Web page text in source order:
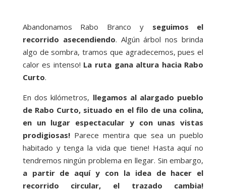
Abandonamos Rabo Branco y seguimos el
recorrido asecendiendo. Algún árbol nos brinda
algo de sombra, tramos que agradecemos, pues el
calor es intenso! La ruta gana altura hacia Rabo
Curto.
En dos kilómetros, llegamos al alargado pueblo
de Rabo Curto, situado en el filo de una colina,
en un lugar espectacular y con unas vistas
prodigiosas!Parece mentira que sea un pueblo
habitado y tenga la vida que tiene! Hasta aquí no
tendremos ningún problema en llegar. Sin embargo,
a partir de aquí y con la idea de hacer el
recorrido circular, el trazado cambia!